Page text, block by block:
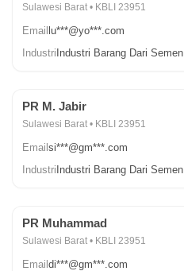
Sulawesi Barat • KBLI 23951
Emaillu***@yo***.com
IndustriIndustri Barang Dari Semen
PR M. Jabir
Sulawesi Barat • KBLI 23951
Emailsi***@gm***.com
IndustriIndustri Barang Dari Semen
PR Muhammad
Sulawesi Barat • KBLI 23951
Emaildi***@gm***.com